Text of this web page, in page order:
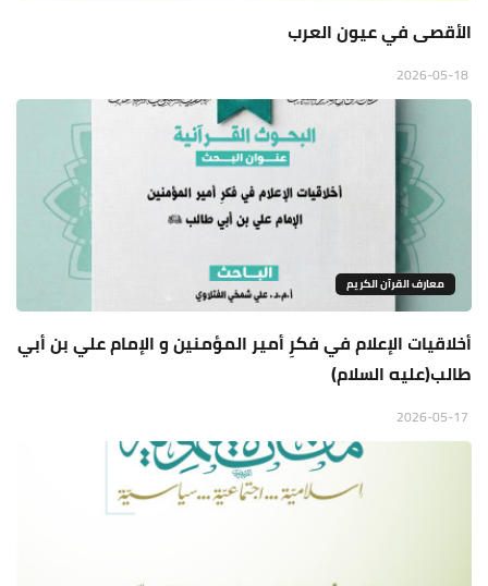
الأقصى في عيون العرب
معارف القرآن الكريم
أخلاقيات الإعلام في فكرِ أمير المؤمنين و الإمام علي بن أبي
طالب(عليه السلام)